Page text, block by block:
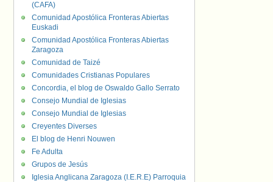
(CAFA)
Comunidad Apostólica Fronteras Abiertas
Euskadi
Comunidad Apostólica Fronteras Abiertas
Zaragoza
Comunidad de Taizé
Comunidades Cristianas Populares
Concordia, el blog de Oswaldo Gallo Serrato
Consejo Mundial de Iglesias
Consejo Mundial de Iglesias
Creyentes Diverses
El blog de Henri Nouwen
Fe Adulta
Grupos de Jesús
Iglesia Anglicana Zaragoza (I.E.R.E) Parroquia